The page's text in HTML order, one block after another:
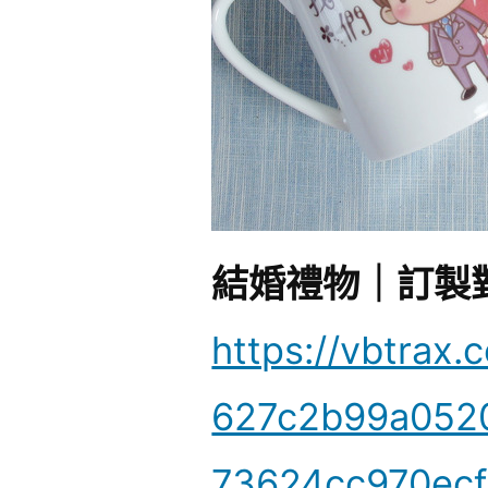
結婚禮物｜訂製
https://